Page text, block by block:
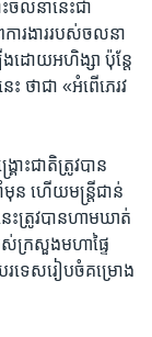
ចលនា​នេះ​ជា​
ការងារ​របស់​ចលនា​
ដោយ​អហិង្សា​ ​ប៉ុន្តែ​
ថា​ជា​ ​«អំពើភេរវ
ោះជាតិ​ត្រូវ​បាន​
មុន ​ហើយ​មន្រ្តី​ជាន់​
ត្រូវ​បាន​ហាមឃាត់​
ស់​ក្រសួង​មហា​ផ្ទៃ​
ទេស​រៀបចំ​គម្រោង​